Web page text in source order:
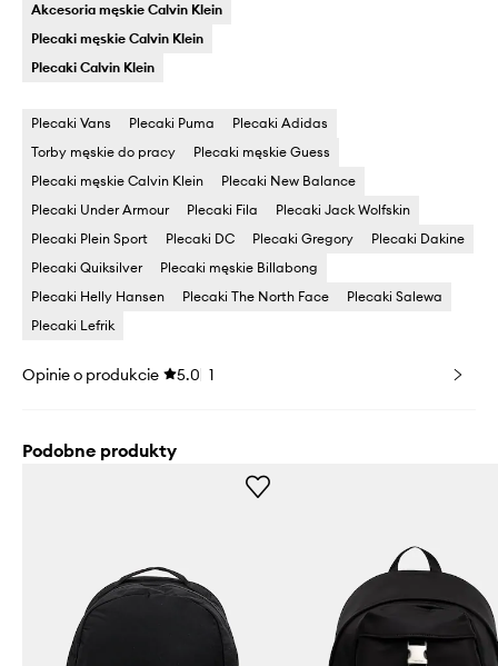
Akcesoria męskie Calvin Klein
Plecaki męskie Calvin Klein
Plecaki Calvin Klein
Plecaki Vans Plecaki Puma
Plecaki Adidas
Torby męskie do pracy
Plecaki męskie Guess
Plecaki męskie Calvin Klein
Plecaki New Balance
Plecaki Under Armour
Plecaki Fila
Plecaki Jack Wolfskin
Plecaki Plein Sport
Plecaki DC Plecaki Gregory
Plecaki Dakine
Plecaki Quiksilver
Plecaki męskie Billabong
Plecaki Helly Hansen
Plecaki The North Face
Plecaki Salewa
Plecaki Lefrik
Opinie o produkcie 5.0 1
Podobne produkty